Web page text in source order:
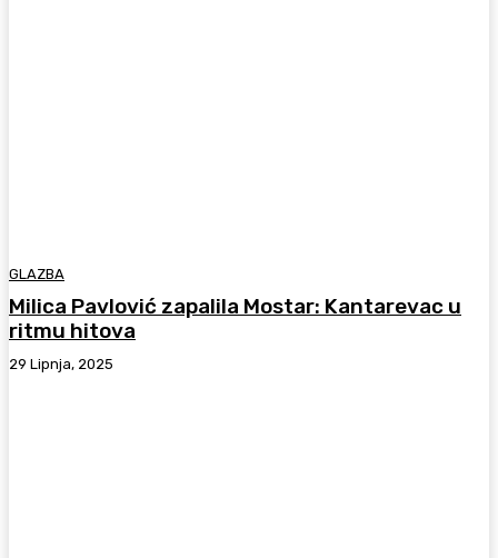
GLAZBA
Milica Pavlović zapalila Mostar: Kantarevac u
ritmu hitova
29 Lipnja, 2025